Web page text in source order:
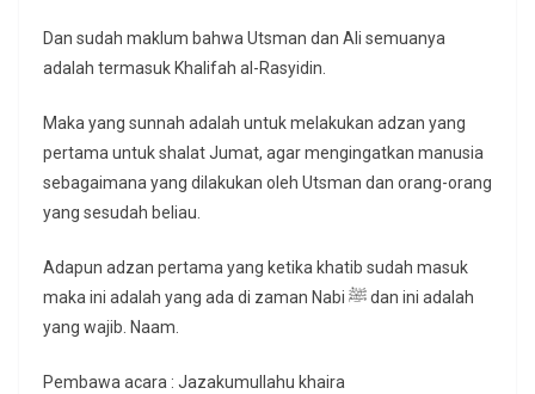
Dan sudah maklum bahwa Utsman dan Ali semuanya
adalah termasuk Khalifah al-Rasyidin.
Maka yang sunnah adalah untuk melakukan adzan yang
pertama untuk shalat Jumat, agar mengingatkan manusia
sebagaimana yang dilakukan oleh Utsman dan orang-orang
yang sesudah beliau.
Adapun adzan pertama yang ketika khatib sudah masuk
maka ini adalah yang ada di zaman Nabi ﷺ dan ini adalah
yang wajib. Naam.
Pembawa acara : Jazakumullahu khaira